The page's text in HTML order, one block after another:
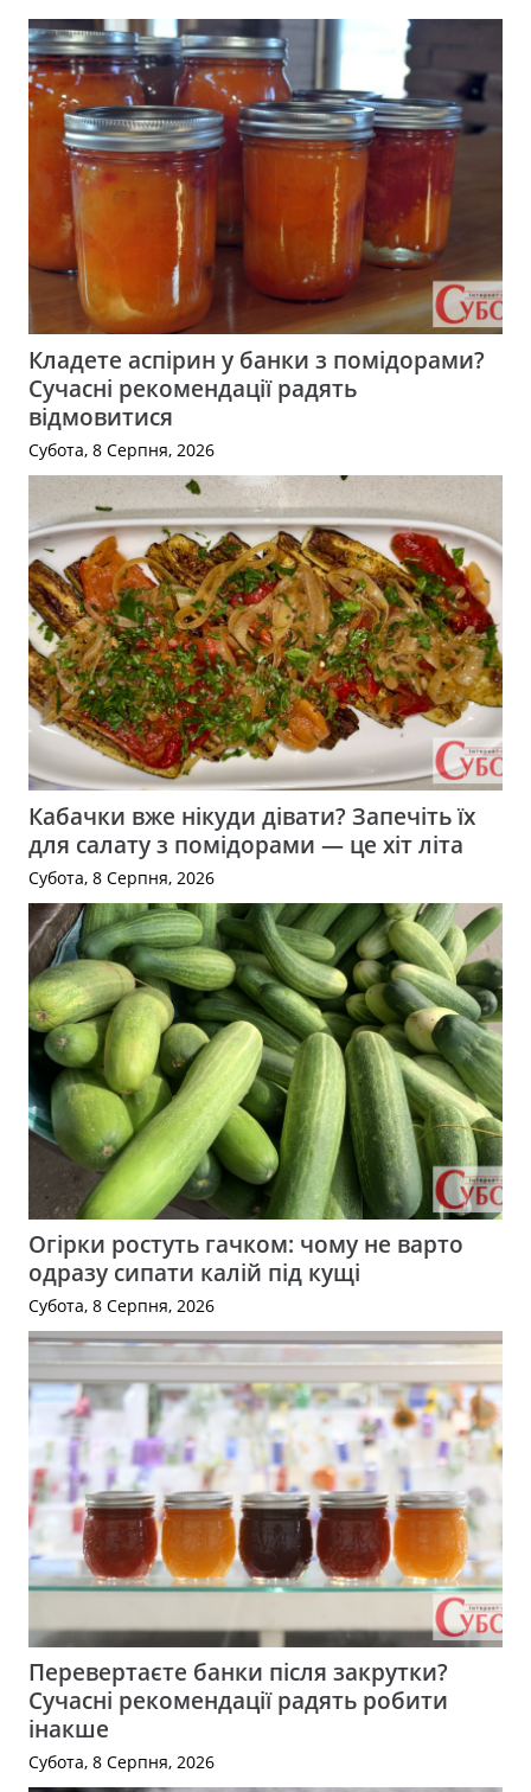
Кладете аспірин у банки з помідорами?
Сучасні рекомендації радять
відмовитися
Субота, 8 Серпня, 2026
Кабачки вже нікуди дівати? Запечіть їх
для салату з помідорами — це хіт літа
Субота, 8 Серпня, 2026
Огірки ростуть гачком: чому не варто
одразу сипати калій під кущі
Субота, 8 Серпня, 2026
Перевертаєте банки після закрутки?
Сучасні рекомендації радять робити
інакше
Субота, 8 Серпня, 2026